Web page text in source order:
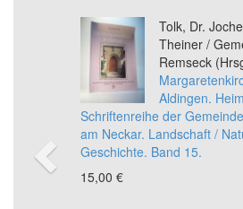
Tolk, Dr.
Theiner /
Remseck
Aldingen.
Schriftenreihe der
am Neckar. Landschaft /
Geschichte. Band 15.
15,00 €
Previous